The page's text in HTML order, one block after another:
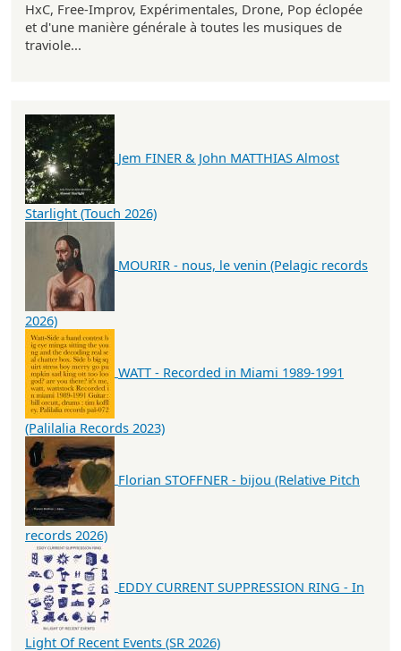
HxC, Free-Improv, Expérimentales, Drone, Pop éclopée
et d'une manière générale à toutes les musiques de
traviole...
Jem FINER & John MATTHIAS Almost
Starlight (Touch 2026)
MOURIR - nous, le venin (Pelagic records
2026)
WATT - Recorded in Miami 1989-1991
(Palilalia Records 2023)
Florian STOFFNER - bijou (Relative Pitch
records 2026)
EDDY CURRENT SUPPRESSION RING - In
Light Of Recent Events (SR 2026)